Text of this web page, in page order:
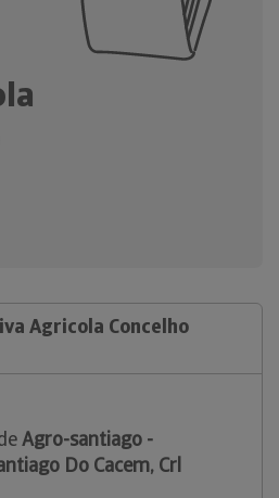
Agricola Concelho
Agro-santiago -
Do Cacem, Crl